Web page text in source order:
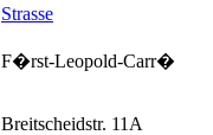
Strasse
F�rst-Leopold-Carr�
Breitscheidstr. 11A